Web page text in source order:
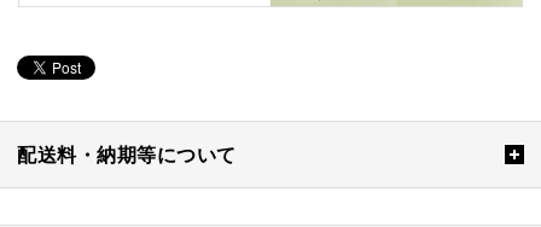
配送料・納期等について